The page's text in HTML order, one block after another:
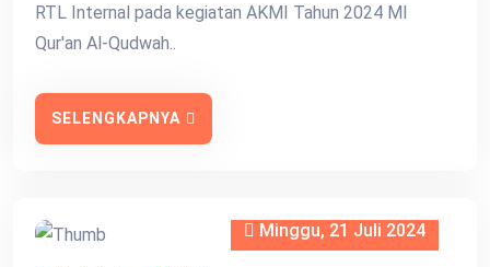
RTL Internal pada kegiatan AKMI Tahun 2024 MI
Qur'an Al-Qudwah..
SELENGKAPNYA
Minggu, 21 Juli 2024